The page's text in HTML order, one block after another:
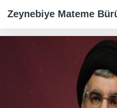
Zeynebiye Mateme